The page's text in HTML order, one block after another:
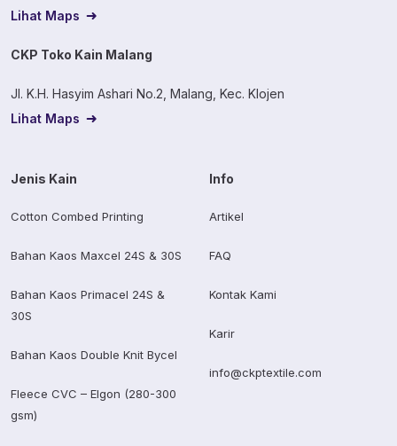
Lihat Maps
CKP Toko Kain Malang
Jl. K.H. Hasyim Ashari No.2, Malang, Kec. Klojen
Lihat Maps
Jenis Kain
Cotton Combed Printing
Bahan Kaos Maxcel 24S & 30S
Bahan Kaos Primacel 24S &
30S
Bahan Kaos Double Knit Bycel
Fleece CVC – Elgon (280-300
gsm)
Info
Artikel
FAQ
Kontak Kami
Karir
info@ckptextile.com